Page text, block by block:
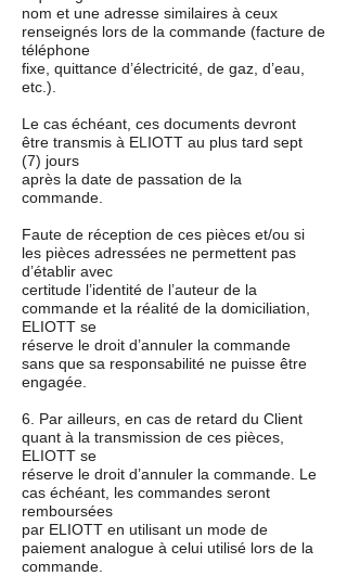
nom et une adresse similaires à ceux
renseignés lors de la commande (facture de
téléphone
fixe, quittance d’électricité, de gaz, d’eau,
etc.).
Le cas échéant, ces documents devront
être transmis à ELIOTT au plus tard sept
(7) jours
après la date de passation de la
commande.
Faute de réception de ces pièces et/ou si
les pièces adressées ne permettent pas
d’établir avec
certitude l’identité de l’auteur de la
commande et la réalité de la domiciliation,
ELIOTT se
réserve le droit d’annuler la commande
sans que sa responsabilité ne puisse être
engagée.
6. Par ailleurs, en cas de retard du Client
quant à la transmission de ces pièces,
ELIOTT se
réserve le droit d’annuler la commande. Le
cas échéant, les commandes seront
remboursées
par ELIOTT en utilisant un mode de
paiement analogue à celui utilisé lors de la
commande.